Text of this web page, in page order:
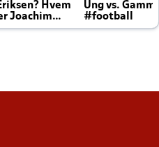
Hvem
Joachim
Ung vs.
#football